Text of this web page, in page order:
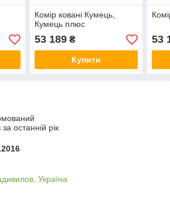
Комір ковані Кумець,
Кумець плюс
53 189₴
Купити
53
останній рік
Україна